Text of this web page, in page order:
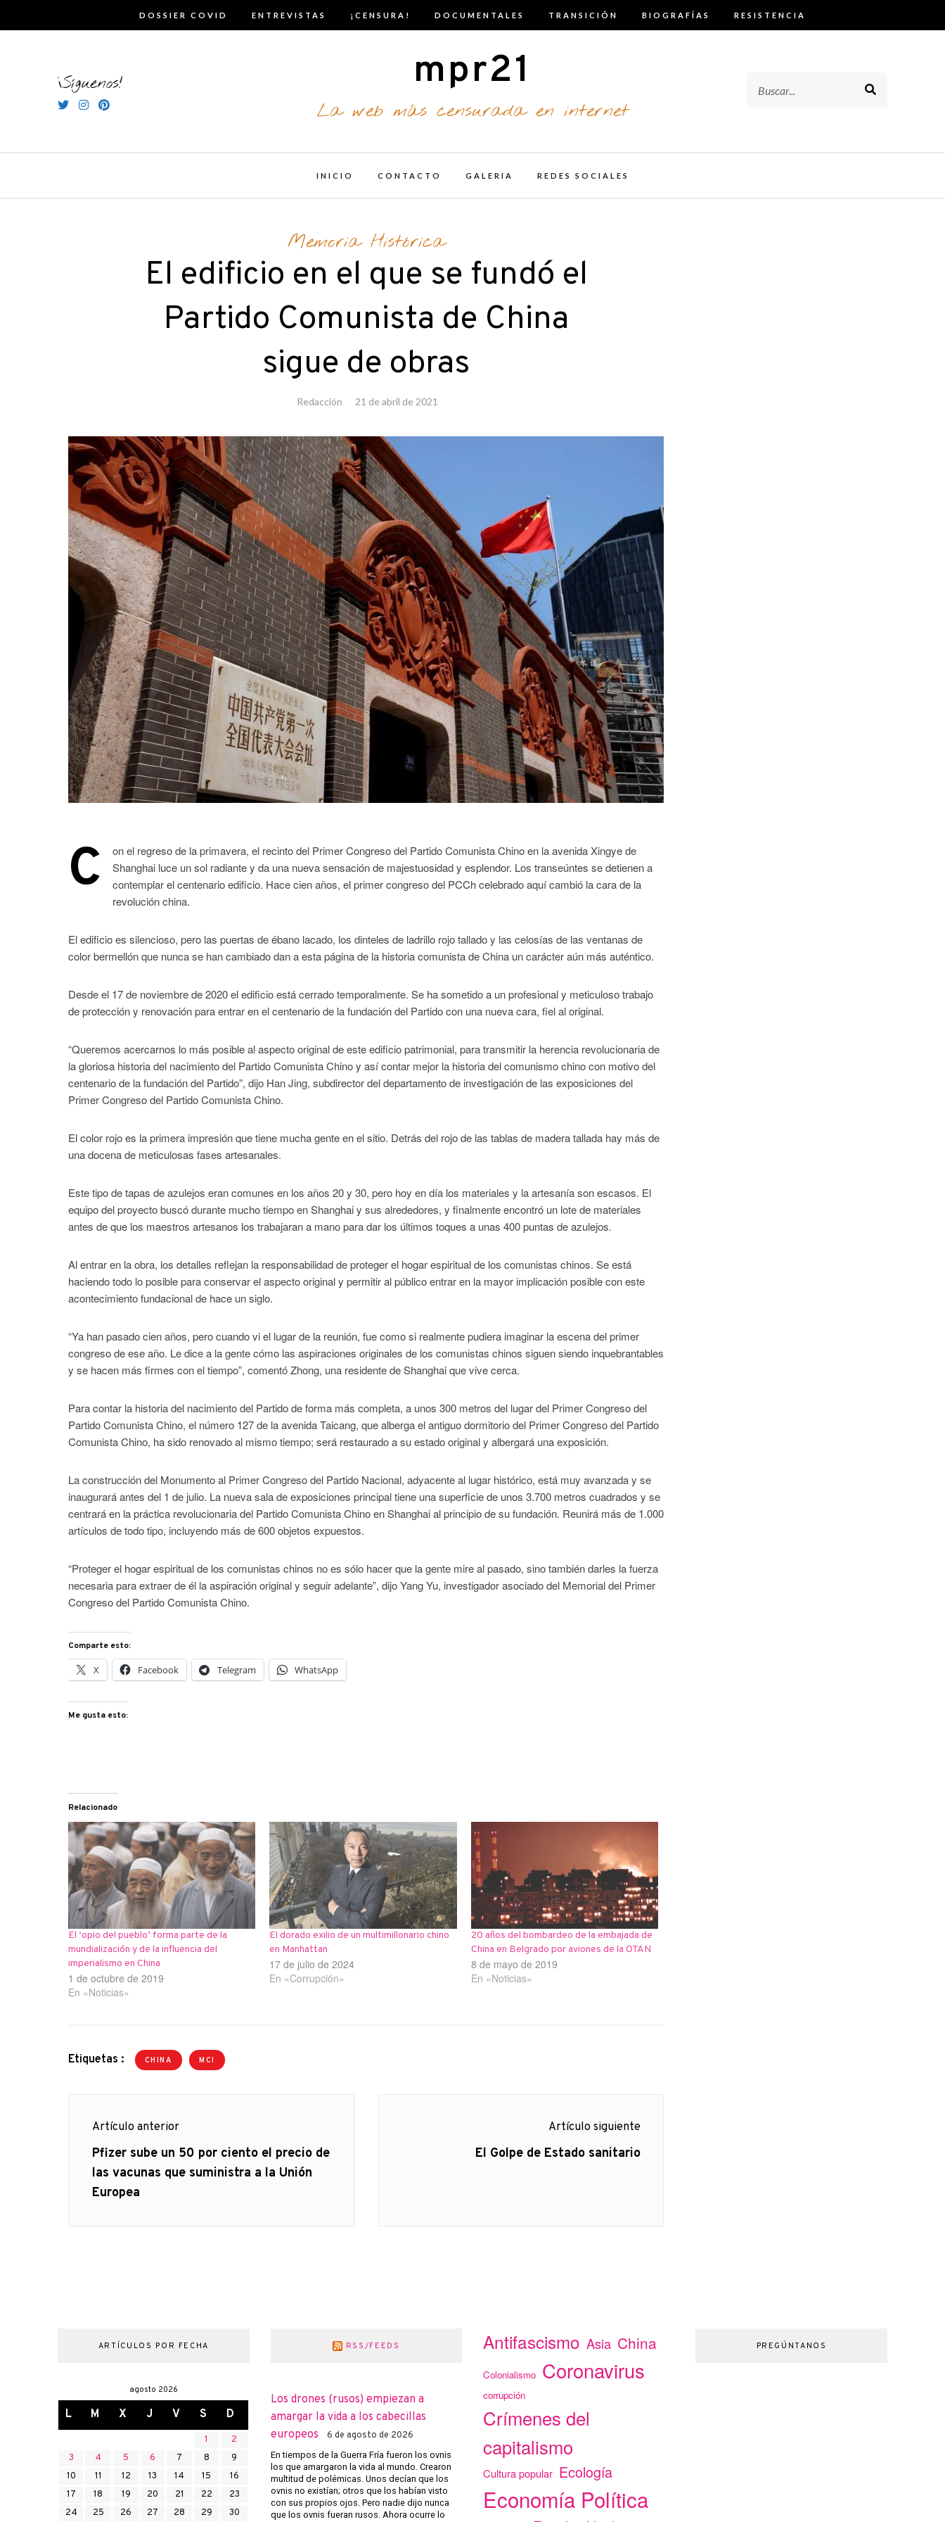
DOSSIER COVID ENTREVISTAS ¡CENSURA! DOCUMENTALES TRANSICIÓN BIOGRAFÍAS RESISTENCIA
¡Síguenos! mpr21
La web más censurada en internet
INICIO CONTACTO GALERIA REDES SOCIALES
Memoria Histórica
El edificio en el que se fundó el
Partido Comunista de China
sigue de obras
Redacción 21 de abril de 2021
C
on el regreso de la primavera, el recinto del Primer Congreso del Partido Comunista Chino en la avenida Xingye de
Shanghai luce un sol radiante y da una nueva sensación de majestuosidad y esplendor. Los transeúntes se detienen a
contemplar el centenario edificio. Hace cien años, el primer congreso del PCCh celebrado aquí cambió la cara de la
revolución china.
El edificio es silencioso, pero las puertas de ébano lacado, los dinteles de ladrillo rojo tallado y las celosías de las ventanas de
color bermellón que nunca se han cambiado dan a esta página de la historia comunista de China un carácter aún más auténtico.
Desde el 17 de noviembre de 2020 el edificio está cerrado temporalmente. Se ha sometido a un profesional y meticuloso trabajo
de protección y renovación para entrar en el centenario de la fundación del Partido con una nueva cara, fiel al original.
“Queremos acercarnos lo más posible al aspecto original de este edificio patrimonial, para transmitir la herencia revolucionaria de
la gloriosa historia del nacimiento del Partido Comunista Chino y así contar mejor la historia del comunismo chino con motivo del
centenario de la fundación del Partido”, dijo Han Jing, subdirector del departamento de investigación de las exposiciones del
Primer Congreso del Partido Comunista Chino.
El color rojo es la primera impresión que tiene mucha gente en el sitio. Detrás del rojo de las tablas de madera tallada hay más de
una docena de meticulosas fases artesanales.
Este tipo de tapas de azulejos eran comunes en los años 20 y 30, pero hoy en día los materiales y la artesanía son escasos. El
equipo del proyecto buscó durante mucho tiempo en Shanghai y sus alrededores, y finalmente encontró un lote de materiales
antes de que los maestros artesanos los trabajaran a mano para dar los últimos toques a unas 400 puntas de azulejos.
Al entrar en la obra, los detalles reflejan la responsabilidad de proteger el hogar espiritual de los comunistas chinos. Se está
haciendo todo lo posible para conservar el aspecto original y permitir al público entrar en la mayor implicación posible con este
acontecimiento fundacional de hace un siglo.
“Ya han pasado cien años, pero cuando vi el lugar de la reunión, fue como si realmente pudiera imaginar la escena del primer
congreso de ese año. Le dice a la gente cómo las aspiraciones originales de los comunistas chinos siguen siendo inquebrantables
y se hacen más firmes con el tiempo”, comentó Zhong, una residente de Shanghai que vive cerca.
Para contar la historia del nacimiento del Partido de forma más completa, a unos 300 metros del lugar del Primer Congreso del
Partido Comunista Chino, el número 127 de la avenida Taicang, que alberga el antiguo dormitorio del Primer Congreso del Partido
Comunista Chino, ha sido renovado al mismo tiempo; será restaurado a su estado original y albergará una exposición.
La construcción del Monumento al Primer Congreso del Partido Nacional, adyacente al lugar histórico, está muy avanzada y se
inaugurará antes del 1 de julio. La nueva sala de exposiciones principal tiene una superficie de unos 3.700 metros cuadrados y se
centrará en la práctica revolucionaria del Partido Comunista Chino en Shanghai al principio de su fundación. Reunirá más de 1.000
artículos de todo tipo, incluyendo más de 600 objetos expuestos.
“Proteger el hogar espiritual de los comunistas chinos no es sólo hacer que la gente mire al pasado, sino también darles la fuerza
necesaria para extraer de él la aspiración original y seguir adelante”, dijo Yang Yu, investigador asociado del Memorial del Primer
Congreso del Partido Comunista Chino.
Comparte esto:
X Facebook Telegram WhatsApp
Me gusta esto:
Relacionado
El ‘opio del pueblo’ forma parte de la
mundialización y de la influencia del
imperialismo en China
1 de octubre de 2019
En «Noticias»
El dorado exilio de un multimillonario chino
en Manhattan
17 de julio de 2024
En «Corrupción»
20 años del bombardeo de la embajada de
China en Belgrado por aviones de la OTAN
8 de mayo de 2019
En «Noticias»
Etiquetas : CHINA MCI
Navegación
de
entradas
Artículo anterior
Artículo
anterior
Pfizer sube un 50 por ciento el precio de
las vacunas que suministra a la Unión
Europea
Artículo siguiente
Artículo
El Golpe de Estado sanitario
ARTÍCULOS POR FECHA
agosto 2026
L M X J V S D
1
2
3
4 5 6 7 8
9
10
11 12 13 14 15
16
17
18 19 20 21 22
23
24
25 26 27 28 29 30
RSS/FEEDS
Los drones (rusos) empiezan a
amargar la vida a los cabecillas
europeos
6 de agosto de 2026
En tiempos de la Guerra Fría fueron los ovnis
los que amargaron la vida al mundo. Crearon
multitud de polémicas. Unos decían que los
ovnis no existían; otros que los habían visto
con sus propios ojos. Pero nadie dijo nunca
que los ovnis fueran rusos. Ahora ocurre lo
Antifascismo Asia China
Colonialismo Coronavirus
corrupción
Crímenes del
capitalismo
Cultura popular Ecología
Economía Política
PREGÚNTANOS